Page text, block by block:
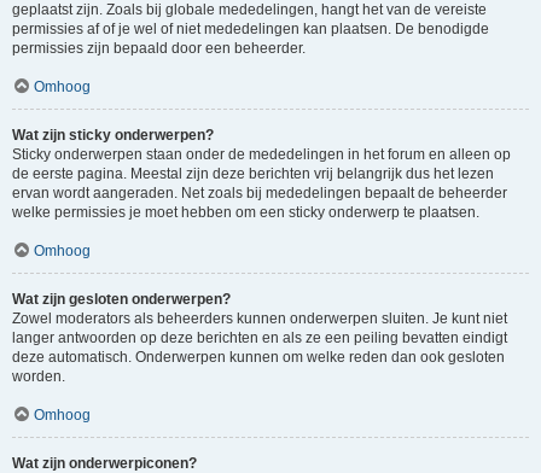
geplaatst zijn. Zoals bij globale mededelingen, hangt het van de vereiste
permissies af of je wel of niet mededelingen kan plaatsen. De benodigde
permissies zijn bepaald door een beheerder.
Omhoog
Wat zijn sticky onderwerpen?
Sticky onderwerpen staan onder de mededelingen in het forum en alleen op
de eerste pagina. Meestal zijn deze berichten vrij belangrijk dus het lezen
ervan wordt aangeraden. Net zoals bij mededelingen bepaalt de beheerder
welke permissies je moet hebben om een sticky onderwerp te plaatsen.
Omhoog
Wat zijn gesloten onderwerpen?
Zowel moderators als beheerders kunnen onderwerpen sluiten. Je kunt niet
langer antwoorden op deze berichten en als ze een peiling bevatten eindigt
deze automatisch. Onderwerpen kunnen om welke reden dan ook gesloten
worden.
Omhoog
Wat zijn onderwerpiconen?